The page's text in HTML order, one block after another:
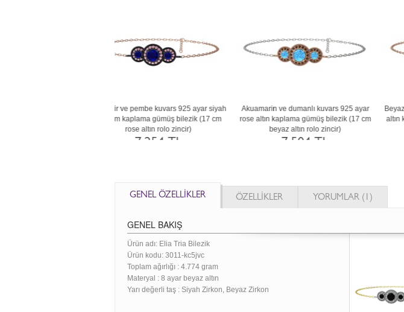
Beyaz zirkon 925 ayar siyah rodyum
kaplama gümüş bilezik (17 cm rose altın
rolo zincir)
7.502 TL
Akuamarin ve swarovski 8 ayar beyaz altın
bilezik (17 cm gümüş rolo zincir)
28.221 TL
GENEL ÖZELLİKLER ÖZELLİKLER YORUMLAR (1)
GENEL BAKIŞ
Ürün adı: Elia Tria Bilezik
Ürün kodu: 3011-kc5jvc
Toplam ağırlığı : 4.774 gram
Materyal : 8 ayar beyaz altın
Yarı değerli taş : Siyah Zirkon, Beyaz Zirkon